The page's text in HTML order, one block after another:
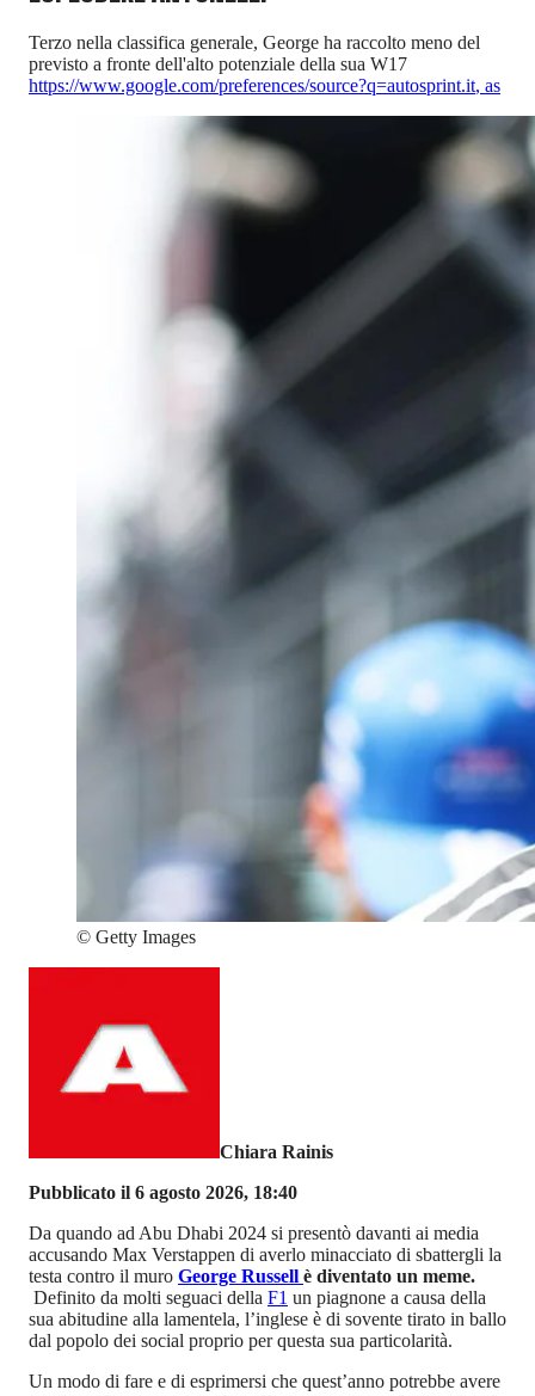
Terzo nella classifica generale, George ha raccolto meno del
previsto a fronte dell'alto potenziale della sua W17
https://www.google.com/preferences/source?q=autosprint.it, as
© Getty Images
Chiara Rainis
Pubblicato il 6 agosto 2026, 18:40
Da quando ad Abu Dhabi 2024 si presentò davanti ai media
accusando Max Verstappen di averlo minacciato di sbattergli la
testa contro il muro George Russell è diventato un meme.
Definito da molti seguaci della F1 un piagnone a causa della
sua abitudine alla lamentela, l’inglese è di sovente tirato in ballo
dal popolo dei social proprio per questa sua particolarità.
Un modo di fare e di esprimersi che quest’anno potrebbe avere